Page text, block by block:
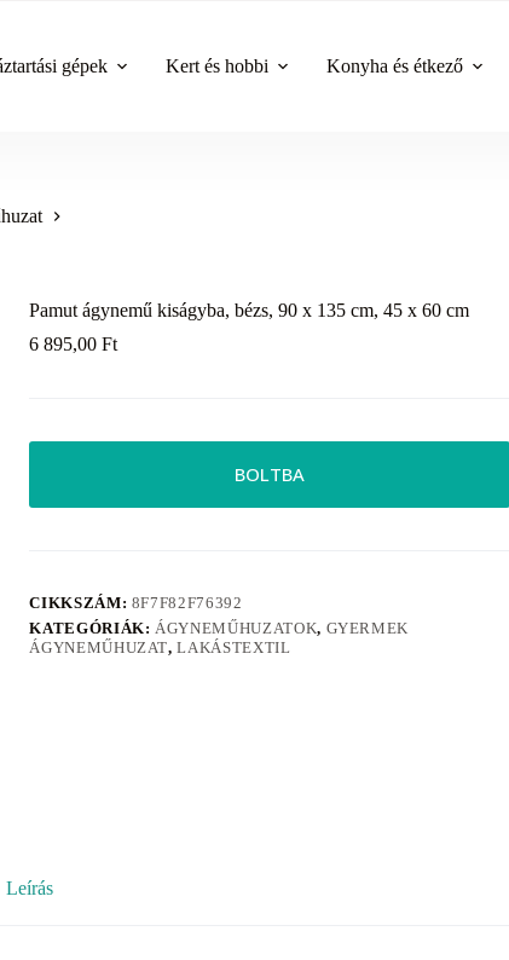
gépek Kert és hobbi Konyha és étkező
Pamut ágynemű kiságyba, bézs, 90 x 135 cm, 45 x 60 cm
6 895,00Ft
BOLTBA
CIKKSZÁM: 8F7F82F76392
KATEGÓRIÁK: ÁGYNEMŰHUZATOK, GYERMEK
ÁGYNEMŰHUZAT,LAKÁSTEXTIL
Leírás